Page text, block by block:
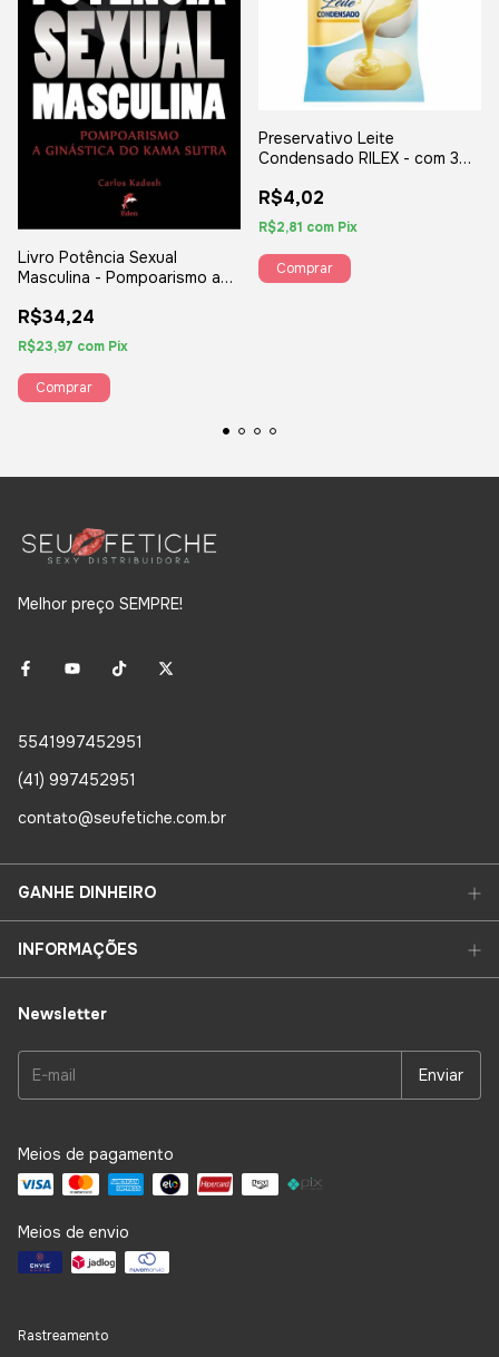
Livro Potência Sexual
Masculina - Pompoarismo a
R$34,24
R$23,97 com Pix
Preservativo Leite
Condensado RILEX - com 3
R$4,02
R$2,81 com Pix
Melhor preço SEMPRE!
5541997452951
(41) 997452951
contato@seufetiche.com.br
GANHE DINHEIRO
INFORMAÇÕES
Newsletter
Meios de pagamento
Meios de envio
Rastreamento